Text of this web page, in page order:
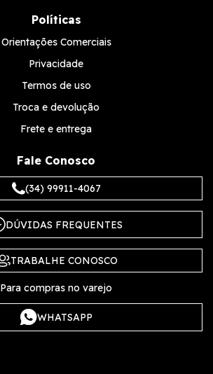
Políticas
Orientações Comerciais
Privacidade
Termos de uso
Troca e devolução
Frete e entrega
Fale Conosco
(34) 99911-4067
DÚVIDAS FREQUENTES
TRABALHE CONOSCO
Para compras no varejo
WHATSAPP